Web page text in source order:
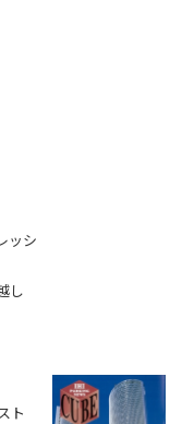
ッシ
し
ト